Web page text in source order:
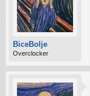
BiceBolje
Overclocker